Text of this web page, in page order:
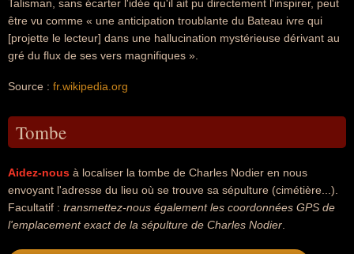
Talisman, sans écarter l'idée qu'il ait pu directement l'inspirer, peut
être vu comme « une anticipation troublante du Bateau ivre qui
[projette le lecteur] dans une hallucination mystérieuse dérivant au
gré du flux de ses vers magnifiques ».
Source : fr.wikipedia.org
Tombe
Aidez-nous à localiser la tombe de Charles Nodier en nous
envoyant l'adresse du lieu où se trouve sa sépulture (cimétière...).
Facultatif : transmettez-nous également les coordonnées GPS de
l'emplacement exact de la sépulture de Charles Nodier